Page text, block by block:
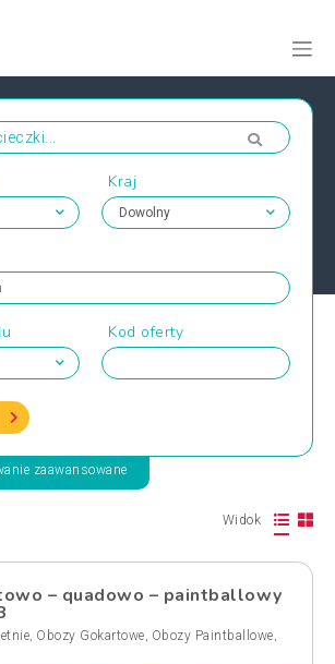
Kraj
Kod oferty
zaawansowane
Widok
– quadowo – paintballowy
, Obozy Gokartowe, Obozy Paintballowe,